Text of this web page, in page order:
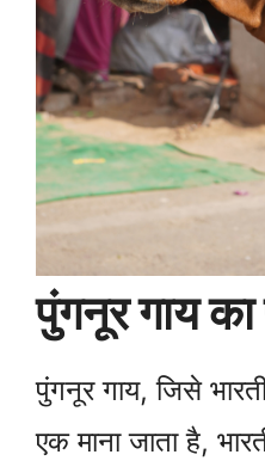
पुंगनूर गाय
पुंगनूर गाय, जिसे
एक माना जाता है,